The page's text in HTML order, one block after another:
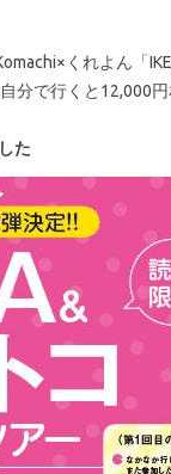
くれよん「
分で行くと12,000円
た